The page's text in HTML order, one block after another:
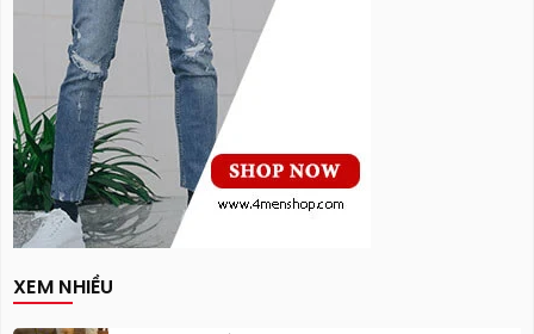
XEM NHIỀU